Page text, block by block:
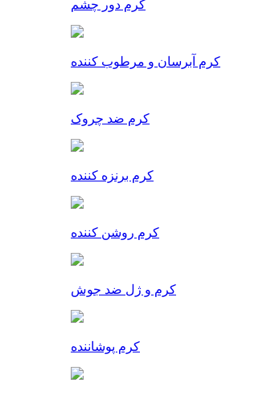
کرم دور چشم
کرم آبرسان و مرطوب کننده
کرم ضد چروک
کرم برنزه کننده
کرم روشن کننده
کرم و ژل ضد جوش
کرم پوشاننده